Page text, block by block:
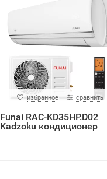
избранное сравнить
Funai RAC-KD35HP.D02
Kadzoku кондиционер